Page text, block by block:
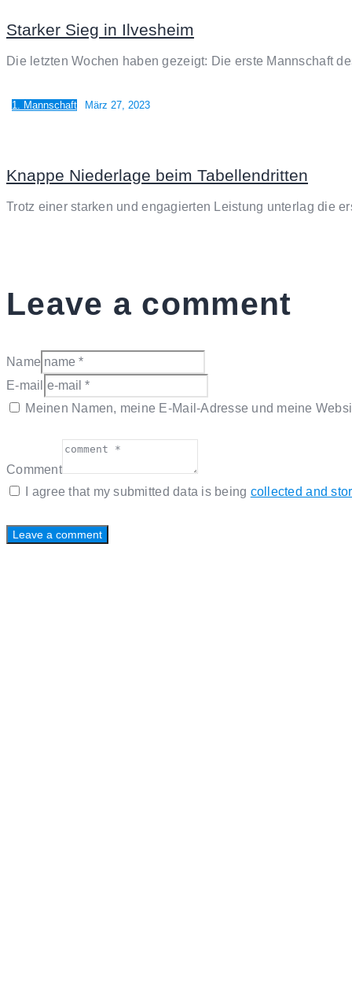
Starker Sieg in Ilvesheim
Die letzten Wochen haben gezeigt: Die erste Mannschaft
1. Mannschaft März 27, 2023
Knappe Niederlage beim Tabellendritten
Trotz einer starken und engagierten Leistung unterlag die
Leave a comment
Name
E-mail
Meinen Namen, meine E-Mail-Adresse und meine
Comment
I agree that my submitted data is being collected and